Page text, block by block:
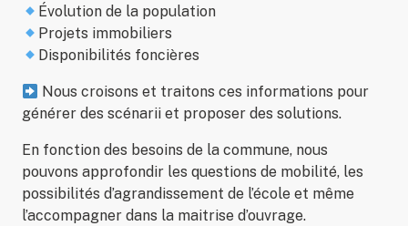
Évolution de la population
Projets immobiliers
Disponibilités foncières
Nous croisons et traitons ces informations pour
générer des scénarii et proposer des solutions.
En fonction des besoins de la commune, nous
pouvons approfondir les questions de mobilité, les
possibilités d’agrandissement de l’école et même
l’accompagner dans la maitrise d’ouvrage.